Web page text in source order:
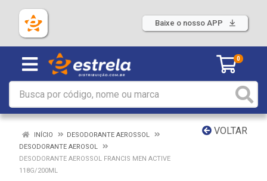
Baixe o nosso APP
0
VOLTAR
INÍCIO
DESODORANTE AEROSSOL
DESODORANTE AEROSOL
DESODORANTE AEROSSOL FRANCIS MEN ACTIVE
118G/200ML